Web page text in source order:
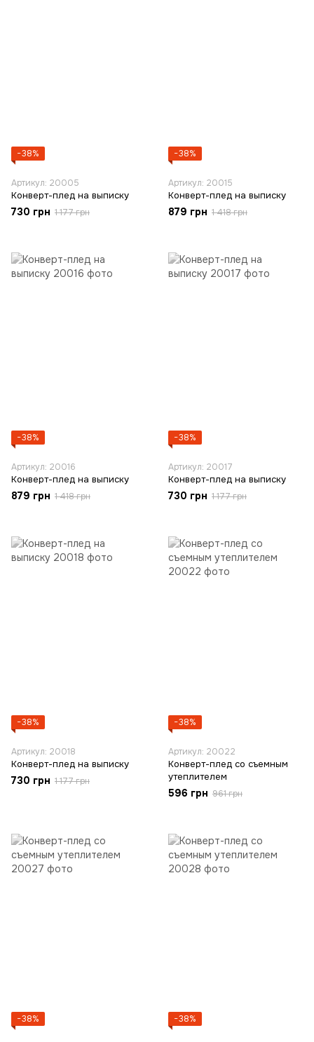
−38%
Артикул: 20005
Конверт-плед на выписку
730 грн 1 177 грн
−38%
Артикул: 20015
Конверт-плед на выписку
879 грн 1 418 грн
−38%
Артикул: 20016
Конверт-плед на выписку
879 грн 1 418 грн
−38%
Артикул: 20017
Конверт-плед на выписку
730 грн 1 177 грн
−38%
Артикул: 20018
Конверт-плед на выписку
730 грн 1 177 грн
−38%
Артикул: 20022
Конверт-плед со съемным
утеплителем
596 грн 961 грн
−38% −38%